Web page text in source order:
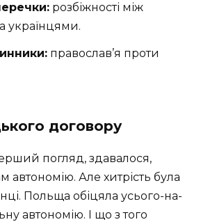
розбіжності між
українцями.
православ’я проти
договору
погляд, здавалося,
автономію. Але хитрість була
Польща обіцяла усього-на-
автономію. І що з того